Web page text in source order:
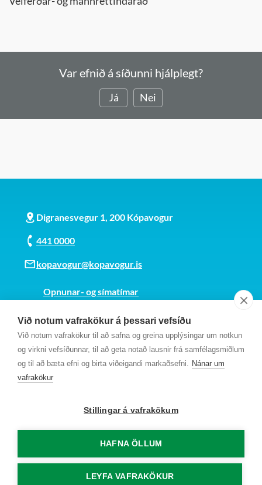
Við notum vafrakökur á þessari vefsíðu
Við notum vafrakökur til að safna og greina upplýsingar um notkun
og virkni vefsíðunnar, til að geta notað lausnir frá samfélagsmiðlum
og til að bæta efni og birta viðeigandi markaðsefni. Nánar um
vafrakökur
Stillingar á vafrakökum
HAFNA ÖLLUM
LEYFA VAFRAKÖKUR
Var efnið á síðunni hjálplegt?
Já Nei
Digranesvegur 1, 200 Kópavogur
441 0000
kopavogur@kopavogur.is
Opnunar- og símatímar
Kt. 700169-3759
Fundarmannagátt